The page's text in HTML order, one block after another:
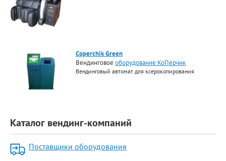
Coperchik Green
Вендинговое оборудование КоПерчик
Вендинговый автомат для ксерокопирования
Каталог вендинг-компаний
Поставщики оборудования